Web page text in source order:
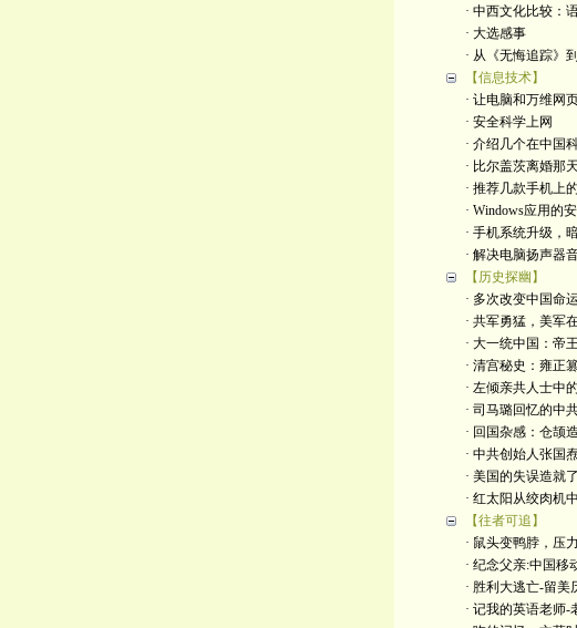
· 中西文化比较：
· 大选感事
· 从《无悔追踪》
【信息技术】
· 让电脑和万维网
· 安全科学上网
· 介绍几个在中国
· 比尔盖茨离婚那
· 推荐几款手机上
· Windows应用的
· 手机系统升级，
· 解决电脑扬声器
【历史探幽】
· 多次改变中国命
· 共军勇猛，美军
· 大一统中国：帝
· 清宫秘史：雍正
· 左倾亲共人士中
· 司马璐回忆的中
· 回国杂感：仓颉
· 中共创始人张国
· 美国的失误造就
· 红太阳从绞肉机
【往者可追】
· 鼠头变鸭脖，压
· 纪念父亲:中国移
· 胜利大逃亡-留美
· 记我的英语老师-